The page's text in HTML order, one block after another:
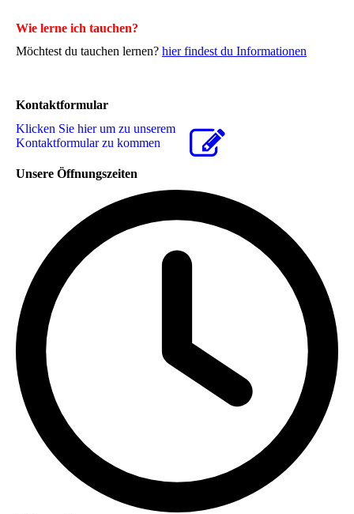
Wie lerne ich tauchen?
Möchtest du tauchen lernen? hier findest du Informationen
Kontaktformular
Klicken Sie hier um zu unserem
Kon­takt­for­mu­lar zu kommen
Unsere Öffnungszeiten